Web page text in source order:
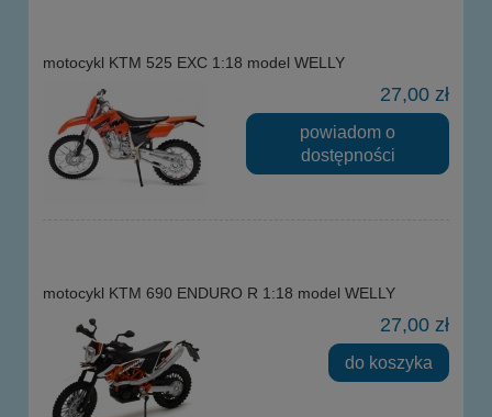
motocykl KTM 525 EXC 1:18 model WELLY
27,00 zł
powiadom o
dostępności
motocykl KTM 690 ENDURO R 1:18 model WELLY
27,00 zł
do koszyka